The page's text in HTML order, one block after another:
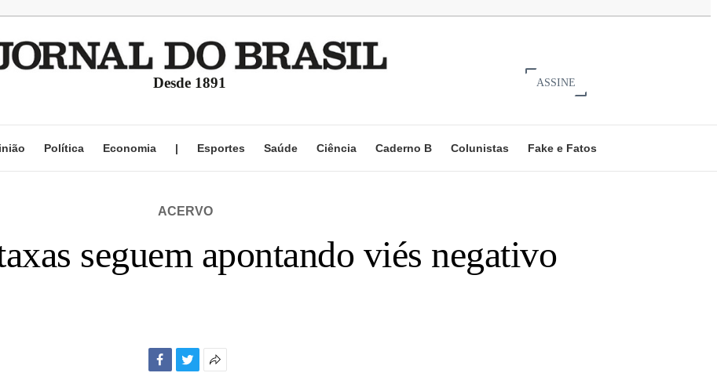
Desde 1891 ASSINE
Política Economia | Esportes Saúde Ciência Caderno B Colunistas Fake e Fatos
ACERVO
seguem apontando viés negativo